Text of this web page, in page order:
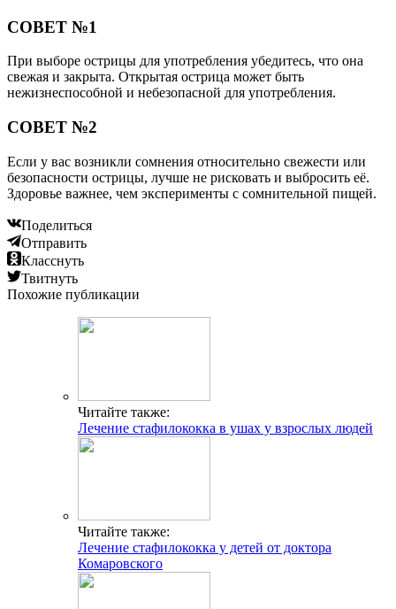
СОВЕТ №1
При выборе острицы для употребления убедитесь, что она
свежая и закрыта. Открытая острица может быть
нежизнеспособной и небезопасной для употребления.
СОВЕТ №2
Если у вас возникли сомнения относительно свежести или
безопасности острицы, лучше не рисковать и выбросить её.
Здоровье важнее, чем эксперименты с сомнительной пищей.
Поделиться
Отправить
Класснуть
Твитнуть
Похожие публикации
Читайте также:
Лечение стафилококка в ушах у взрослых людей
Читайте также:
Лечение стафилококка у детей от доктора
Комаровского